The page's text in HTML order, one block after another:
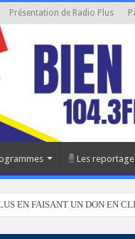
Présentation de Radio Plus
Les
EN FAISANT UN DON EN